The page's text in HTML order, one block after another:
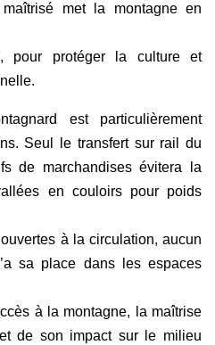
met la montagne en
pour protéger la culture et
est particulièrement
Seul le transfert sur rail du
de marchandises évitera la
en couloirs pour poids
à la circulation, aucun
sa place dans les espaces
à la montagne, la maîtrise
de son impact sur le milieu